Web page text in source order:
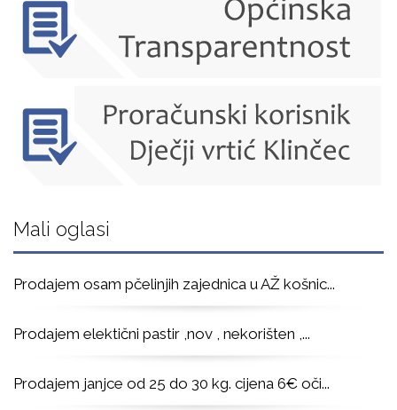
Mali oglasi
Prodajem osam pčelinjih zajednica u AŽ košnic...
Prodajem elektični pastir ,nov , nekorišten ,...
Prodajem janjce od 25 do 30 kg. cijena 6€ oči...